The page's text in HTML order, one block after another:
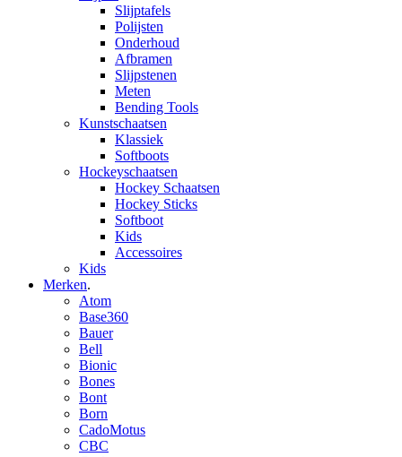
Slijptafels
Polijsten
Onderhoud
Afbramen
Slijpstenen
Meten
Bending Tools
Kunstschaatsen
Klassiek
Softboots
Hockeyschaatsen
Hockey Schaatsen
Hockey Sticks
Softboot
Kids
Accessoires
Kids
Merken.
Atom
Base360
Bauer
Bell
Bionic
Bones
Bont
Born
CadoMotus
CBC